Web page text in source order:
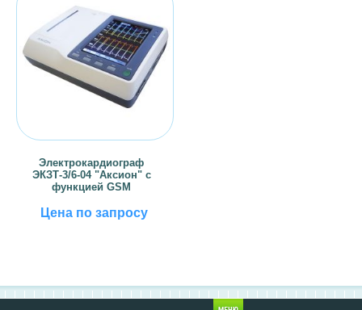
Электрокардиограф
ЭКЗТ-3/6-04 "Аксион" с
функцией GSM
Цена по запросу